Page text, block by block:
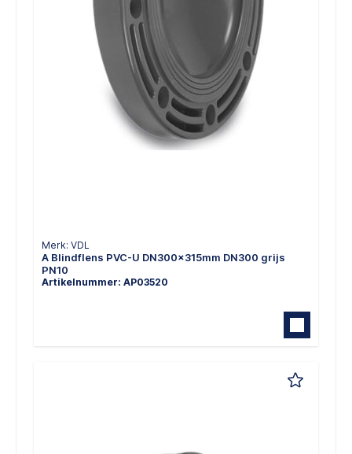
Merk: VDL
A Blindflens PVC-U DN300x315mm DN300 grijs
PN10
Artikelnummer: AP03520